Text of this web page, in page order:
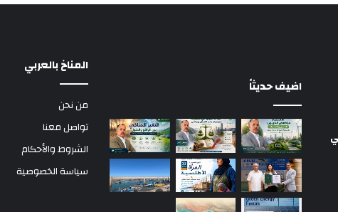
اضيف حديثاً
المناخ بالعربي
من نحن
تواصل معنا
الشروط والأحكام
سياسة الخصوصية